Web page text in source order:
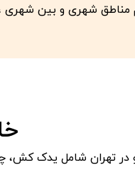
شهری و بین شهری
در تهران شامل یدک کش،